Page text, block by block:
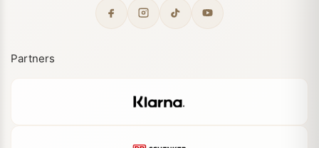
Partners